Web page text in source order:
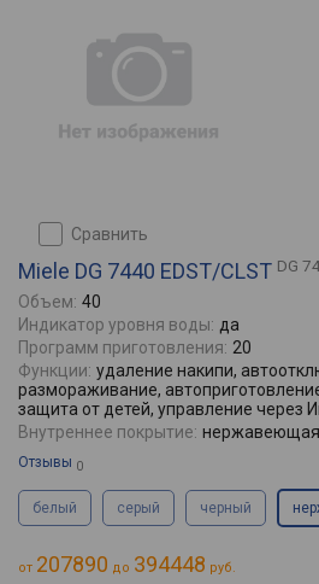
сравнить
Miele DG 7440 EDST/CLST DG
Объем: 40
Индикатор уровня воды: да
Программ приготовления: 20
Функции: удаление накипи,
размораживание,
защита от детей, управление через
Внутреннее покрытие: нержавеющая
Отзывы 0
белый серый черный
от 207890 до 394448 руб.